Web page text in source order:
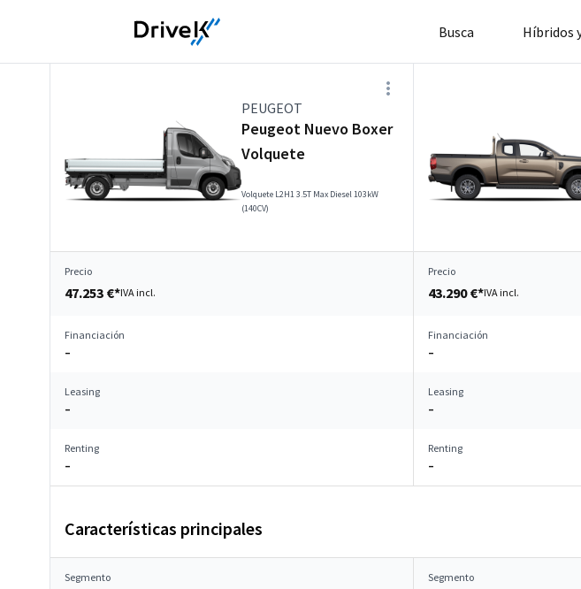
Busca Híbridos
PEUGEOT
Peugeot Nuevo Boxer
Volquete
Volquete L2H1 3.5T Max Diesel 103kW
(140CV)
Precio
47.253 €*IVA incl.
Precio
43.290 €*IVA incl.
Financiación
–
Financiación
–
Leasing
–
Leasing
–
Renting
–
Renting
–
Características principales
Segmento Segmento